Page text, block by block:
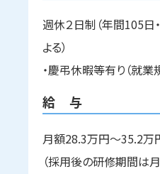
週休２日制（年間105日
よる）
・慶弔休暇等有り（就業
給 与
月額28.3万円～35.2万
（採用後の研修期間は